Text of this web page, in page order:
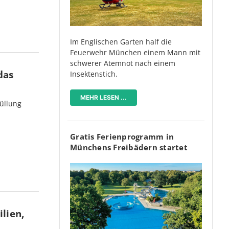
Im Englischen Garten half die
Feuerwehr München einem Mann mit
schwerer Atemnot nach einem
Insektenstich.
MEHR LESEN ...
Gratis Ferienprogramm in
Münchens Freibädern startet